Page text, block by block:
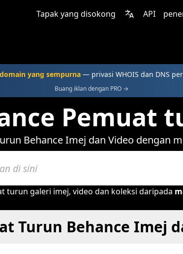
Tapak yang disokong API
yang sempurna— privasi WHOIS dan DNS
Buang iklan dengan PRO →
Pemuat
Behance Imej dan Video dengan
turun galeri imej, video dan koleksi daripada
Turun Behance Imej